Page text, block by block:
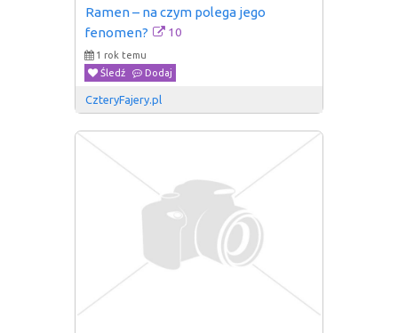
Ramen – na czym polega jego
fenomen?
10
1 rok temu
Śledź
Dodaj
CzteryFajery.pl